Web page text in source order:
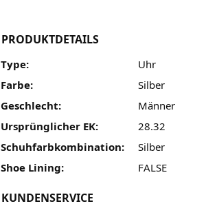
PRODUKTDETAILS
Type:
Uhr
Farbe:
Silber
Geschlecht:
Männer
Ursprünglicher EK:
28.32
Schuhfarbkombination:
Silber
Shoe Lining:
FALSE
KUNDENSERVICE